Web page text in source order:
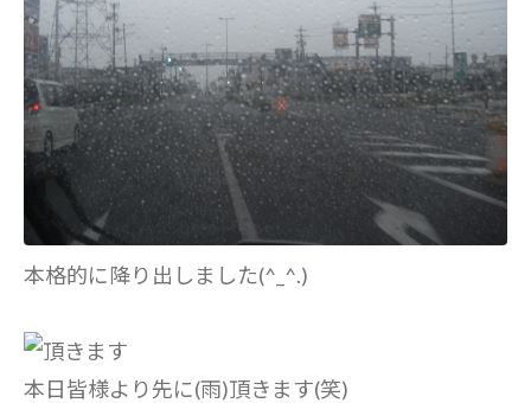
本格的に降り出しました(^_^.)
本日皆様より先に(雨)頂きます(笑)